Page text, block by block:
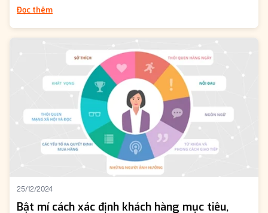
Đọc thêm
25/12/2024
Bật mí cách xác định khách hàng mục tiêu,